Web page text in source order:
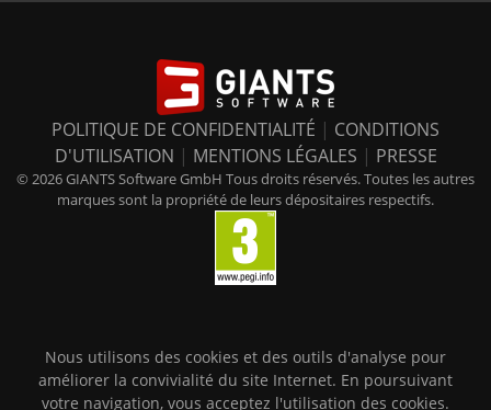
POLITIQUE DE CONFIDENTIALITÉ | CONDITIONS
D'UTILISATION | MENTIONS LÉGALES | PRESSE
© 2026 GIANTS Software GmbH Tous droits réservés. Toutes les autres
marques sont la propriété de leurs dépositaires respectifs.
Nous utilisons des cookies et des outils d'analyse pour
améliorer la convivialité du site Internet. En poursuivant
votre navigation, vous acceptez l'utilisation des cookies.